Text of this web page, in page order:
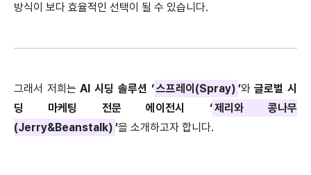
방식이 보다 효율적인 선택이 될 수 있습니다.
그래서 저희는AI 시딩 솔루션 ‘스프레이(Spray) ’와글로벌 시
딩 마케팅 전문 에이전시 ‘제리와 콩나무
(Jerry&Beanstalk) ’을 소개하고자 합니다.